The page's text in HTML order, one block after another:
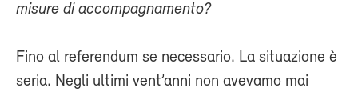
misure di accompagnamento?
Fino al referendum se necessario. La situazione è
seria. Negli ultimi vent’anni non avevamo mai